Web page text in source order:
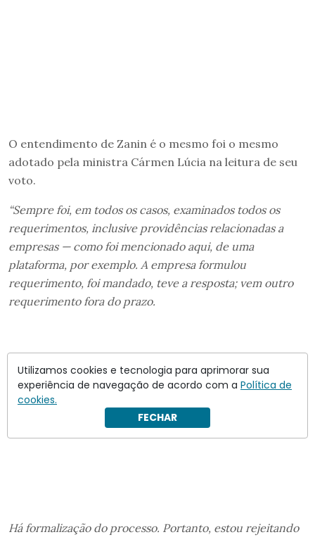
O entendimento de Zanin é o mesmo foi o mesmo
adotado pela ministra Cármen Lúcia na leitura de seu
voto.
“Sempre foi, em todos os casos, examinados todos os
requerimentos, inclusive providências relacionadas a
empresas — como foi mencionado aqui, de uma
plataforma, por exemplo. A empresa formulou
requerimento, foi mandado, teve a resposta; vem outro
requerimento fora do prazo.
Há formalização do processo. Portanto, estou rejeitando
Utilizamos cookies e tecnologia para aprimorar sua
experiência de navegação de acordo com a Política de
cookies.
FECHAR